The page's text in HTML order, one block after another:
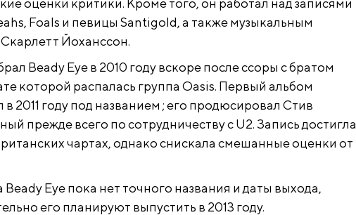
оценки критики. Кроме того, он работал над записями
Foals и певицы Santigold, а также музыкальным
Йоханссон.
Beady Eye в 2010 году вскоре после ссоры с братом
которой распалась группа Oasis. Первый альбом
2011 году под названием ; его продюсировал Стив
прежде всего по сотрудничеству с U2. Запись достигла
чартах, однако снискала смешанные оценки от
Eye пока нет точного названия и даты выхода,
его планируют выпустить в 2013 году.